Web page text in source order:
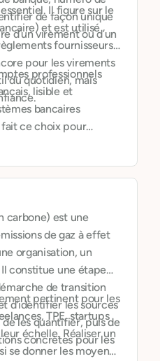
de façon unique
d’un virement ou d’un
Il figure sur le
et est utilisé
fournisseurs,
pour les virements
du quotidien, mais
professionnels
lisible et
bancaires
fait ce choix pour
les échanges de
carbone) est une
de gaz à effet
organisation, un
constitue une étape
de transition
d'identifier les sources
les quantifier, puis de
concrètes pour les
pertinent pour les
TPE, startups
échelle. Réaliser un
se donner les moyens